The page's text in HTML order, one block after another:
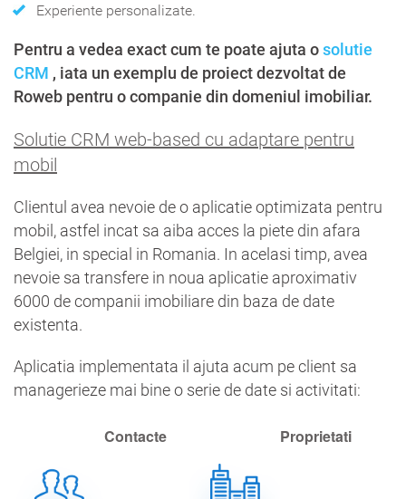
Experiente personalizate.
Pentru a vedea exact cum te poate ajuta osolutie
CRM , iata un exemplu de proiect dezvoltat de
Roweb pentru o companie din domeniul imobiliar.
Solutie CRM web-based cu adaptare pentru
mobil
Clientul avea nevoie de o aplicatie optimizata pentru
mobil, astfel incat sa aiba acces la piete din afara
Belgiei, in special in Romania. In acelasi timp, avea
nevoie sa transfere in noua aplicatie aproximativ
6000 de companii imobiliare din baza de date
existenta.
Aplicatia implementata il ajuta acum pe client sa
managerieze mai bine o serie de date si activitati:
Contacte Proprietati